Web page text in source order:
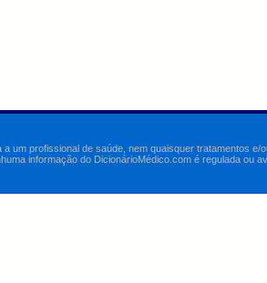
um profissional de saúde, nem quaisquer tratamentos
informação do DicionárioMédico.com é regulada ou